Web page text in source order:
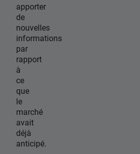
apporter
de
nouvelles
informations
par
rapport
à
ce
que
le
marché
avait
déjà
anticipé.